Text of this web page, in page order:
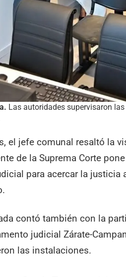
Las autoridades supervisaron
el jefe comunal resaltó la
de la Suprema Corte
para acercar la justicia
contó también con la
judicial Zárate-
las instalaciones.